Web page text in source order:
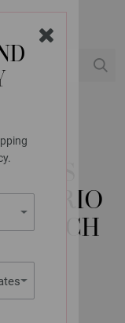
VARIO
8,0